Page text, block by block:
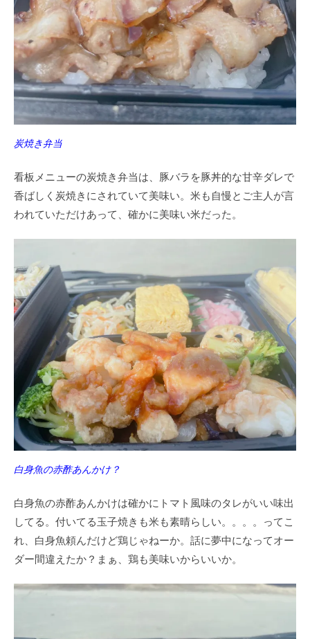
炭焼き弁当
看板メニューの炭焼き弁当は、豚バラを豚丼的な甘辛ダレで
香ばしく炭焼きにされていて美味い。米も自慢とご主人が言
われていただけあって、確かに美味い米だった。
白身魚の赤酢あんかけ？
白身魚の赤酢あんかけは確かにトマト風味のタレがいい味出
してる。付いてる玉子焼きも米も素晴らしい。。。。ってこ
れ、白身魚頼んだけど鶏じゃねーか。話に夢中になってオー
ダー間違えたか？まぁ、鶏も美味いからいいか。